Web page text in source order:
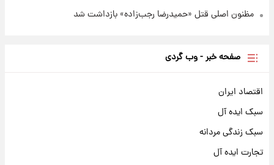
مظنون اصلی قتل «حمیدرضا رجب‌زاده» بازداشت شد
صفحه خبر - وب گردی
اقتصاد ایران
سبک ایده آل
سبک زندگی مردانه
تجارت ایده آل